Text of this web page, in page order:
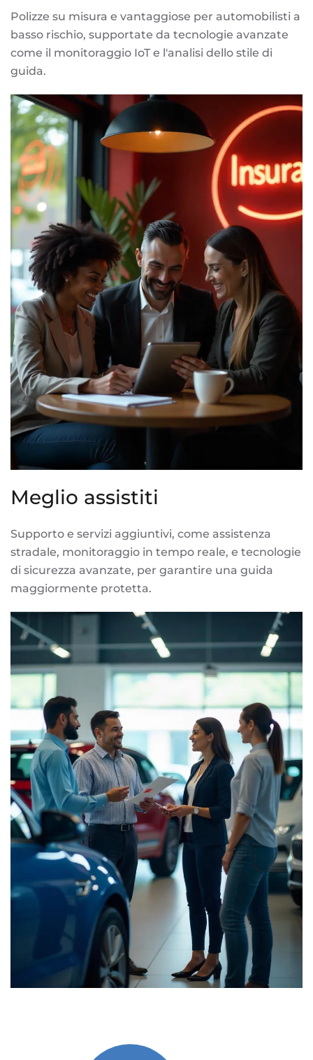
Polizze su misura e vantaggiose per automobilisti a
basso rischio, supportate da tecnologie avanzate
come il monitoraggio IoT e l'analisi dello stile di
guida.
Meglio assistiti
Supporto e servizi aggiuntivi, come assistenza
stradale, monitoraggio in tempo reale, e tecnologie
di sicurezza avanzate, per garantire una guida
maggiormente protetta.